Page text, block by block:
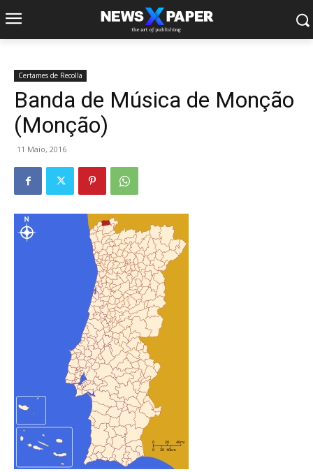
Certames de Recolla
Banda de Música de Monção
(Monção)
11 Maio, 2016